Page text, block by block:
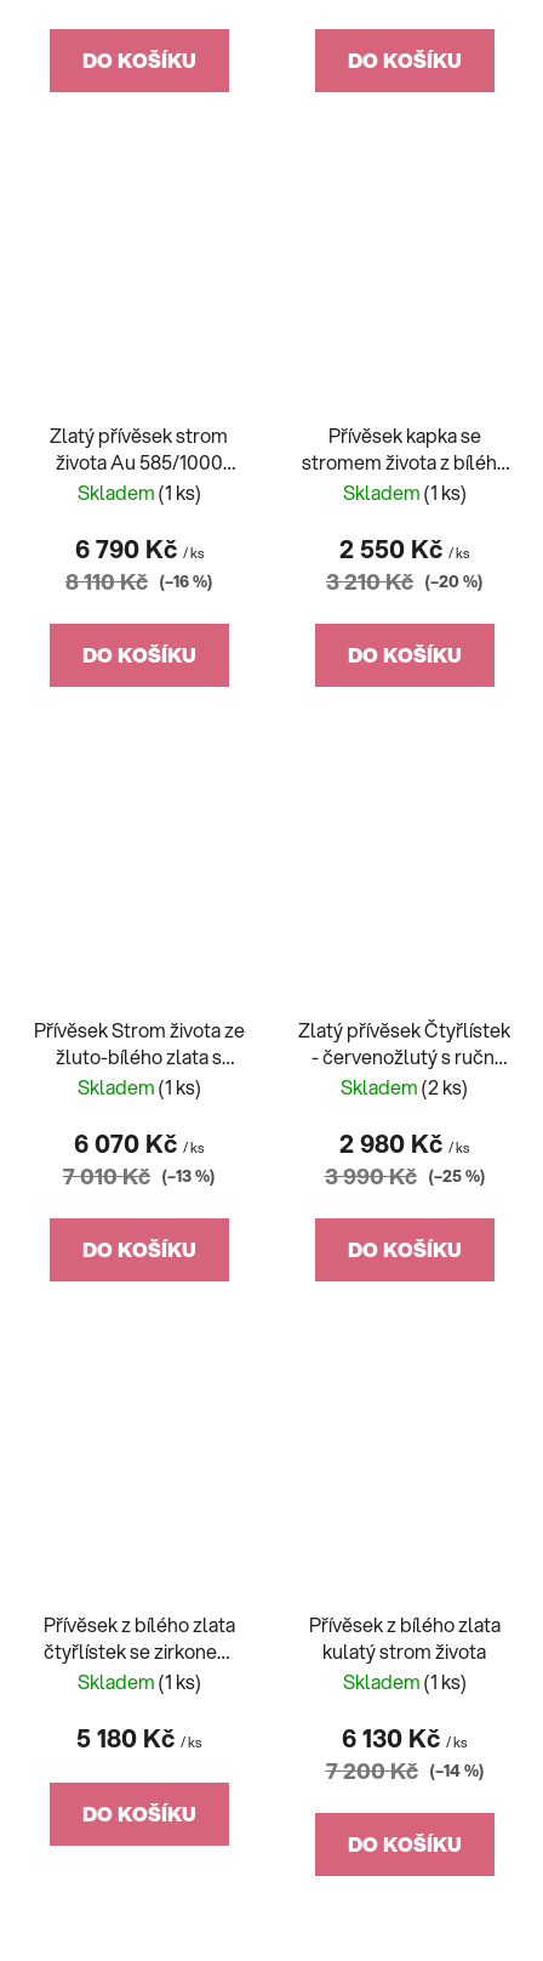
DO KOŠÍKU DO KOŠÍKU
Zlatý přívěsek strom
života Au 585/1000
1,25g
Skladem(1 ks)
6 790 Kč / ks
8 110 Kč (–16 %)
DO KOŠÍKU
Přívěsek kapka se
stromem života z bílého
zlata
Skladem(1 ks)
2 550 Kč / ks
3 210 Kč (–20 %)
DO KOŠÍKU
Přívěsek Strom života ze
žluto-bílého zlata s
pávem
Skladem(1 ks)
6 070 Kč / ks
7 010 Kč (–13 %)
DO KOŠÍKU
Zlatý přívěsek Čtyřlístek
- červenožlutý s ruční
rytinou
Skladem(2 ks)
2 980 Kč / ks
3 990 Kč (–25 %)
DO KOŠÍKU
Přívěsek z bílého zlata
čtyřlístek se zirkonem
2670
Skladem(1 ks)
5 180 Kč / ks
DO KOŠÍKU
Přívěsek z bílého zlata
kulatý strom života
Skladem(1 ks)
6 130 Kč / ks
7 200 Kč (–14 %)
DO KOŠÍKU